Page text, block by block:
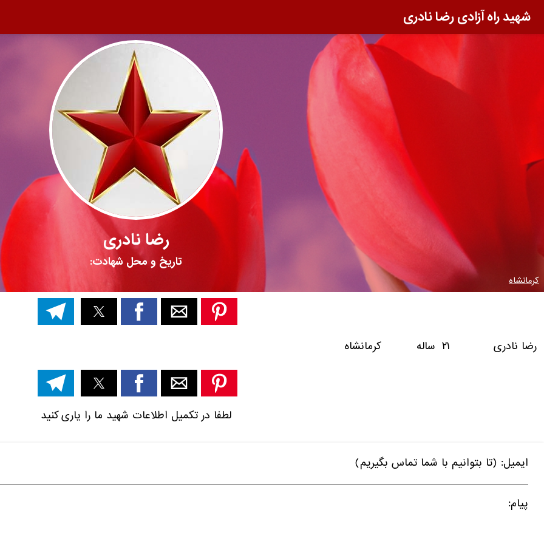
شهید راه آزادی رضا نادری
رضا نادری
تاریخ و محل شهادت:
کرمانشاه
رضا نادری ۲۱ ساله کرمانشاه
لطفا در تکمیل اطلاعات شهید ما را یاری کنید
ایمیل: (تا بتوانیم با شما تماس بگیریم)
پیام: